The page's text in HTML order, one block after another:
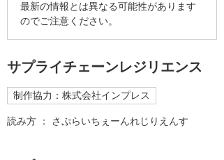
最新の情報とは異なる可能性があります
のでご注意ください。
サプライチェーンレジリエンス
制作協力：株式会社インプレス
読み方 ： さぷらいちぇーんれじりえんす